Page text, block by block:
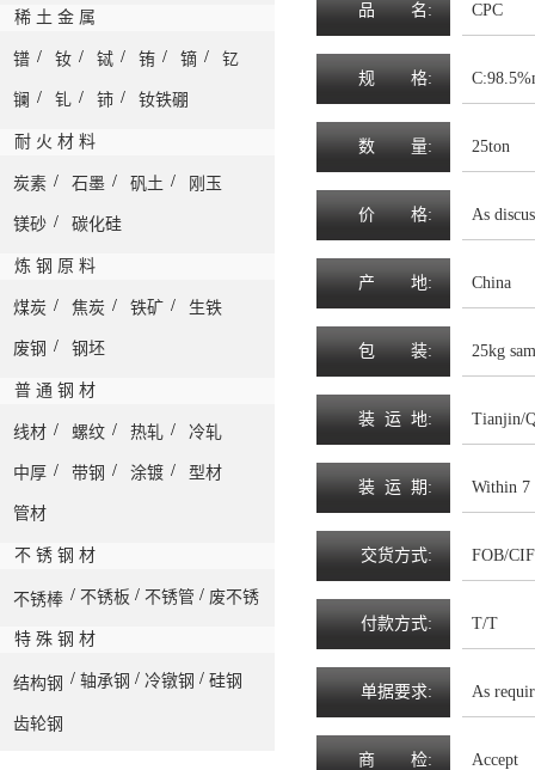
稀 土 金 属
镨 / 钕 / 铽 / 铕 / 镝 / 钇
镧 / 钆 / 铈 / 钕铁硼
耐 火 材 料
炭素 / 石墨 / 矾土 / 刚玉
镁砂 / 碳化硅
炼 钢 原 料
煤炭 / 焦炭 / 铁矿 / 生铁
废钢 / 钢坯
普 通 钢 材
线材 / 螺纹 / 热轧 / 冷轧
中厚 / 带钢 / 涂镀 / 型材
管材
不 锈 钢 材
不锈棒 / 不锈板 / 不锈管 / 废不锈
特 殊 钢 材
结构钢 / 轴承钢 / 冷镦钢 / 硅钢
齿轮钢
品 名 : CPC
规 格:
数 量: 25ton
价 格: As
产 地: China
包 装: 25kg
装 运 地: Tianjin/
装 运 期 : Within 7
交货方式: FOB/
付款方式: T/T
单据要求: As
商 检: Accept